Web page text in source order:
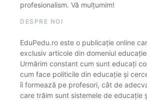
profesionalism. Vă mulțumim!
DESPRE NOI
EduPedu.ro este o publicație online
exclusiv articole din domeniul
Urmărim constant cum sunt educați
cum face politicile din educație și
îi formează pe profesori, cât de
care trăim sunt sistemele de educație